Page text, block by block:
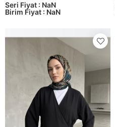
Birim Fiyat : NaN
Seri Fiyat : NaN